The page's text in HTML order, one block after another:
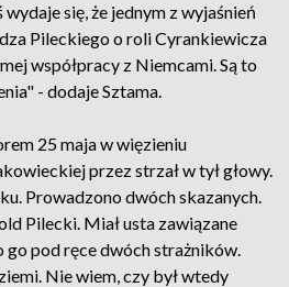
wydaje się, że jednym z wyjaśnień
Pileckiego o roli Cyrankiewicza
współpracy z Niemcami. Są to
- dodaje Sztama.
25 maja w więzieniu
przez strzał w tył głowy.
Prowadzono dwóch skazanych.
Pilecki. Miał usta zawiązane
go pod ręce dwóch strażników.
Nie wiem, czy był wtedy